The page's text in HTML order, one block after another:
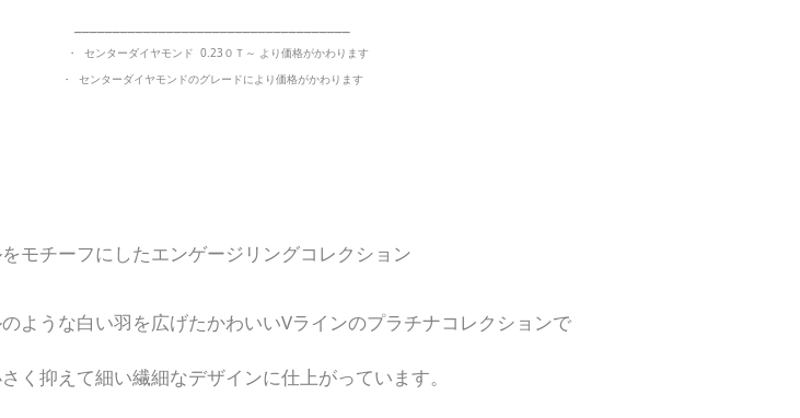
・ センターダイヤモンド 0.23０Ｔ～ より価格がかわります
・ センターダイヤモンドのグレードにより価格がかわります
モチーフにしたエンゲージリングコレクション
ような白い羽を広げたかわいいVラインのプラチナコレクションで
く抑えて細い繊細なデザインに仕上がっています。